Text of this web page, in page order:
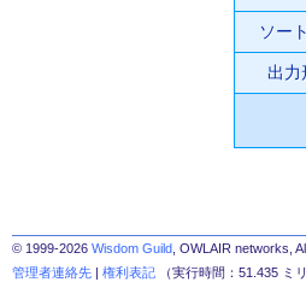
ソー
出力
© 1999-2026 Wisdom Guild , OWLAIR networks,
管理者連絡先 | 権利表記 （実行時間：51.435 ミリ